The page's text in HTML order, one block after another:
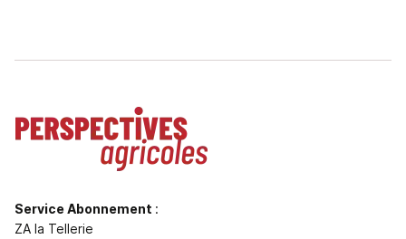
Service Abonnement :
ZA la Tellerie